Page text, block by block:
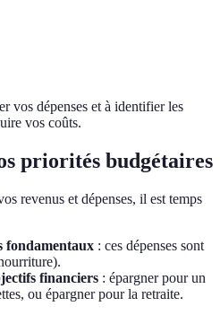
vos dépenses et à identifier les
vos coûts.
priorités budgétaires
revenus et dépenses, il est temps
fondamentaux : ces dépenses sont
financiers : épargner pour un
ou épargner pour la retraite.